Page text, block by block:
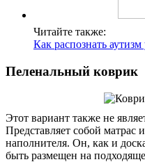
Читайте также:
Как распознать
Пеленальный коврик
Этот вариант также не
Представляет собой матрас
наполнителя. Он, как и
быть размещен на